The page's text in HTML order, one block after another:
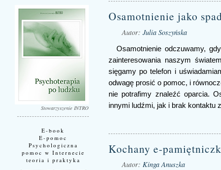
Stowarzyszenie INTRO
E-book
E-pomoc
Psychologiczna
pomoc w Internecie
teoria i praktyka
Osamotnienie jako
Autor: Julia Soszyńska
Osamotnienie odczuwamy,
zainteresowania naszym
sięgamy po telefon i
odwagę prosić o pomoc, i
nie potrafimy znaleźć oparcia.
innymi ludźmi, jak i brak kontaktu
Kochany e-
Autor: Kinga Anuszka